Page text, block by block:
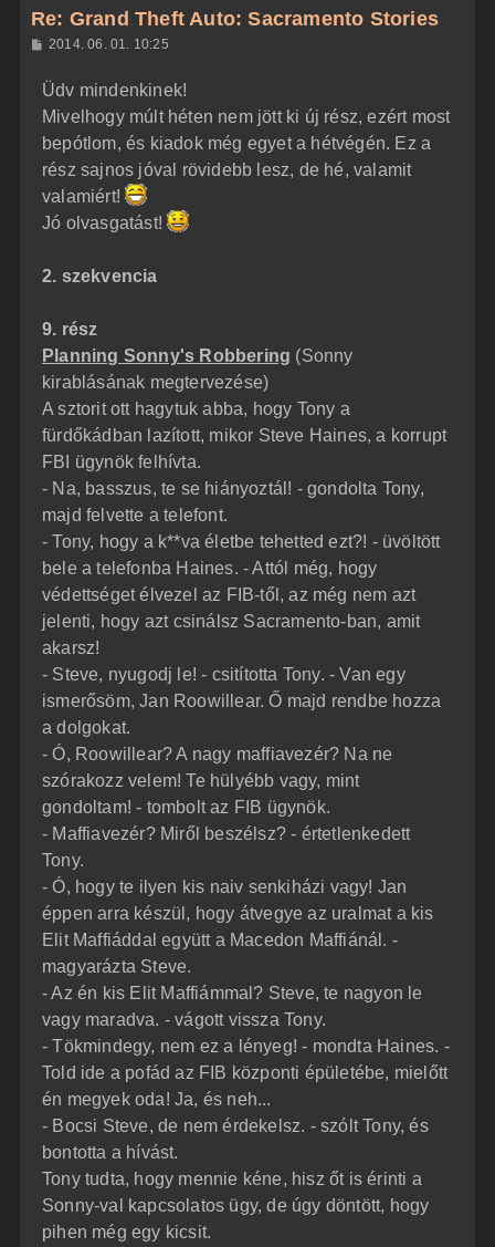
Re: Grand Theft Auto: Sacramento Stories
H
z
s
z
ó
l
s
2014. 06. 01. 10:25
Üdv mindenkinek!
Mivelhogy múlt héten nem jött ki új rész, ezért most
bepótlom, és kiadok még egyet a hétvégén. Ez a
rész sajnos jóval rövidebb lesz, de hé, valamit
valamiért!
Jó olvasgatást!
2. szekvencia
9. rész
Planning Sonny's Robbering (Sonny
kirablásának megtervezése)
A sztorit ott hagytuk abba, hogy Tony a
fürdőkádban lazított, mikor Steve Haines, a korrupt
FBI ügynök felhívta.
- Na, basszus, te se hiányoztál! - gondolta Tony,
majd felvette a telefont.
- Tony, hogy a k**va életbe tehetted ezt?! - üvöltött
bele a telefonba Haines. - Attól még, hogy
védettséget élvezel az FIB-től, az még nem azt
jelenti, hogy azt csinálsz Sacramento-ban, amit
akarsz!
- Steve, nyugodj le! - csitította Tony. - Van egy
ismerősöm, Jan Roowillear. Ő majd rendbe hozza
a dolgokat.
- Ó, Roowillear? A nagy maffiavezér? Na ne
szórakozz velem! Te hülyébb vagy, mint
gondoltam! - tombolt az FIB ügynök.
- Maffiavezér? Miről beszélsz? - értetlenkedett
Tony.
- Ó, hogy te ilyen kis naiv senkiházi vagy! Jan
éppen arra készül, hogy átvegye az uralmat a kis
Elit Maffiáddal együtt a Macedon Maffiánál. -
magyarázta Steve.
- Az én kis Elit Maffiámmal? Steve, te nagyon le
vagy maradva. - vágott vissza Tony.
- Tökmindegy, nem ez a lényeg! - mondta Haines. -
Told ide a pofád az FIB központi épületébe, mielőtt
én megyek oda! Ja, és neh...
- Bocsi Steve, de nem érdekelsz. - szólt Tony, és
bontotta a hívást.
Tony tudta, hogy mennie kéne, hisz őt is érinti a
Sonny-val kapcsolatos ügy, de úgy döntött, hogy
pihen még egy kicsit.